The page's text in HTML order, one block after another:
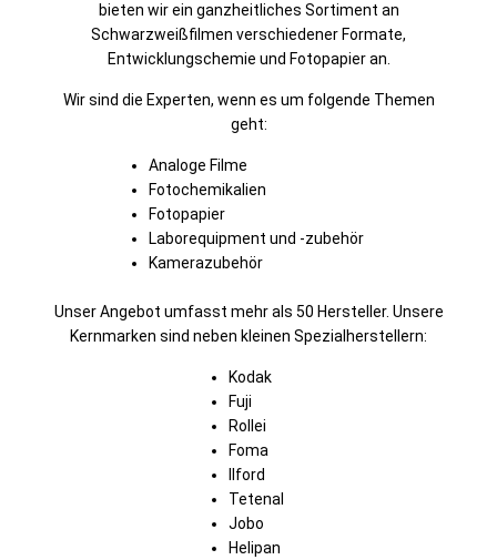
bieten wir ein ganzheitliches Sortiment an
Schwarzweißfilmen verschiedener Formate,
Entwicklungschemie und Fotopapier an.
Wir sind die Experten, wenn es um folgende Themen
geht:
Analoge Filme
Fotochemikalien
Fotopapier
Laborequipment und -zubehör
Kamerazubehör
Unser Angebot umfasst mehr als 50 Hersteller. Unsere
Kernmarken sind neben kleinen Spezialherstellern:
Kodak
Fuji
Rollei
Foma
Ilford
Tetenal
Jobo
Helipan